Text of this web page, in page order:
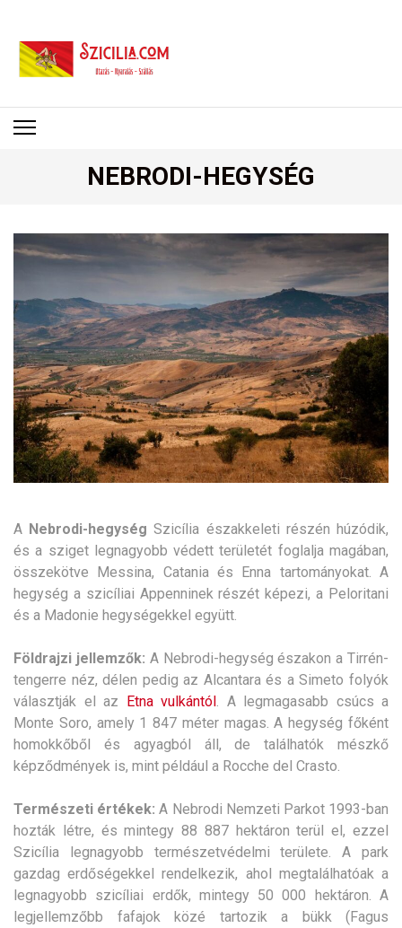
SZICÍLIA
NEBRODI-HEGYSÉG
A Nebrodi-hegység Szicília északkeleti részén húzódik,
és a sziget legnagyobb védett területét foglalja magában,
összekötve Messina, Catania és Enna tartományokat. A
hegység a szicíliai Appenninek részét képezi, a Peloritani
és a Madonie hegységekkel együtt.
Földrajzi jellemzők: A Nebrodi-hegység északon a Tirrén-
tengerre néz, délen pedig az Alcantara és a Simeto folyók
választják el az Etna vulkántól . A legmagasabb csúcs a
Monte Soro, amely 1 847 méter magas. A hegység főként
homokkőből és agyagból áll, de találhatók mészkő
képződmények is, mint például a Rocche del Crasto.
Természeti értékek: A Nebrodi Nemzeti Parkot 1993-ban
hozták létre, és mintegy 88 887 hektáron terül el, ezzel
Szicília legnagyobb természetvédelmi területe. A park
gazdag erdőségekkel rendelkezik, ahol megtalálhatóak a
legnagyobb szicíliai erdők, mintegy 50 000 hektáron. A
legjellemzőbb fafajok közé tartozik a bükk (Fagus